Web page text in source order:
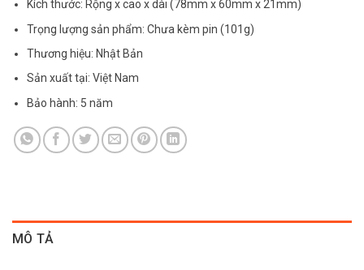
Kích thước: Rộng x cao x dài (78mm x 60mm x 21mm)
Trọng lượng sản phẩm: Chưa kèm pin (101g)
Thương hiệu: Nhật Bản
Sản xuất tại: Việt Nam
Bảo hành: 5 năm
MÔ TẢ